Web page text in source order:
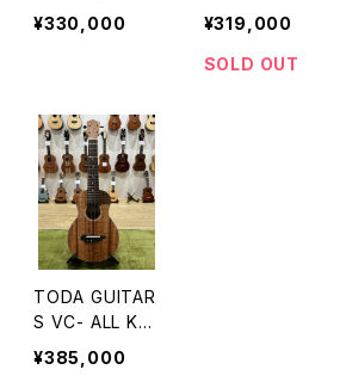
Rose No.779
¥330,000
HO No.770
¥319,000
SOLD OUT
TODA GUITAR
S VC- ALL KO
A No.732
¥385,000